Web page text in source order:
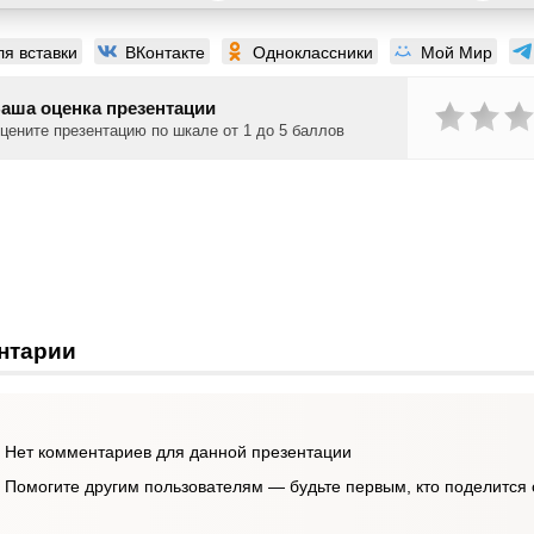
вставки ВКонтакте Одноклассники Мой Мир
оценка презентации
презентацию по шкале от 1 до 5 баллов
Нет комментариев для данной презентации
Помогите другим пользователям — будьте первым, кто